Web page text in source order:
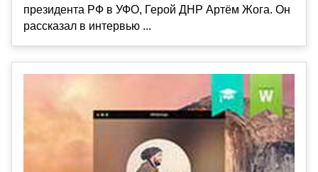
президента РФ в УФО, Герой ДНР Артём Жога. Он
рассказал в интервью ...